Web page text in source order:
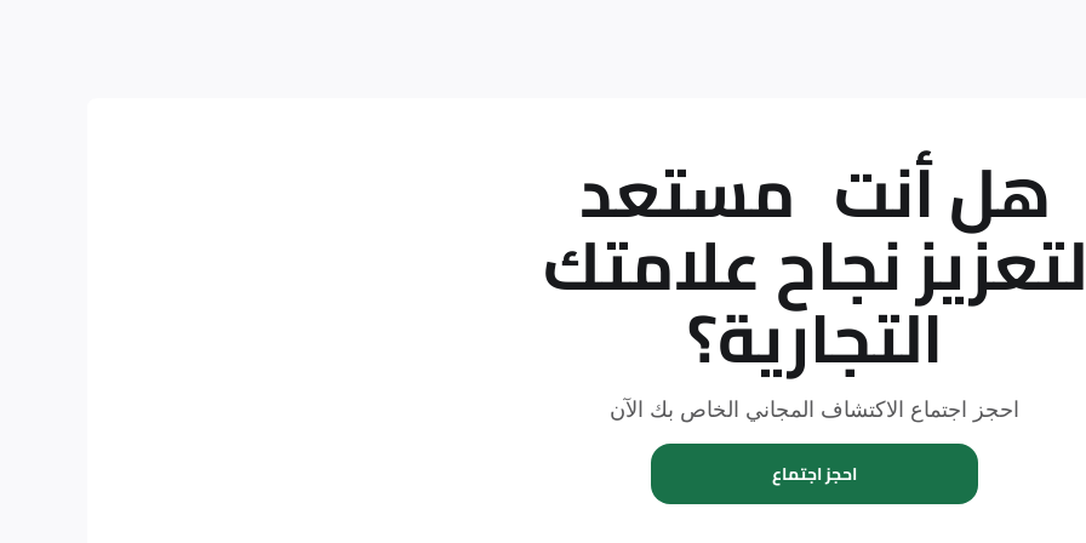
هل أنت مستعد
لتعزيز نجاح علامتك
التجارية؟
احجز اجتماع الاكتشاف المجاني الخاص بك الآن
احجز اجتماع